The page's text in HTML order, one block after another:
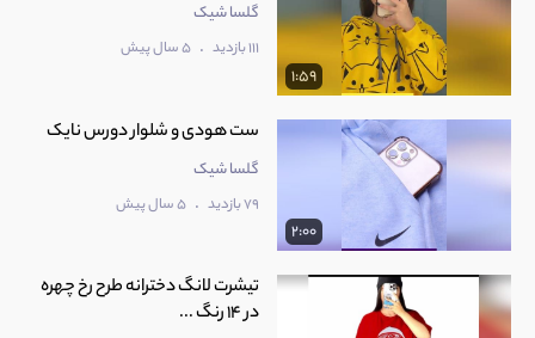
1:59
گلسا شیک
111 بازدید . 5 سال پیش
2:00
ست هودی و شلوار دورس نایک
گلسا شیک
79 بازدید . 5 سال پیش
تیشرت لانگ دخترانه طرح رخ چهره
در 14 رنگ ...